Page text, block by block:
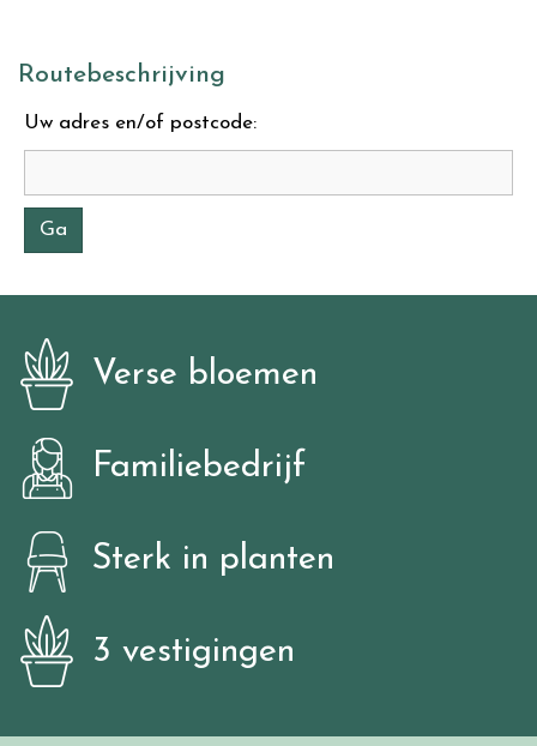
Routebeschrijving
Uw adres en/of postcode:
Verse bloemen
Familiebedrijf
Sterk in planten
3 vestigingen